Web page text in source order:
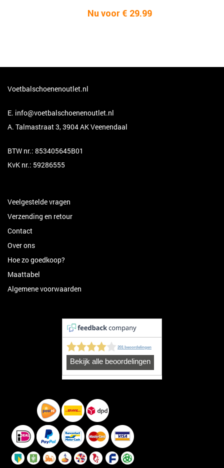
Nu voor € 29.99
Voetbalschoenenoutlet.nl
E. info@voetbalschoenenoutlet.nl
A. Talmastraat 3, 3904 AK Veenendaal
BTW nr.: 853405645B01
KvK nr.: 59286555
Veelgestelde vragen
Verzending en retour
Contact
Over ons
Hoe zo goedkoop?
Maattabel
Algemene voorwaarden